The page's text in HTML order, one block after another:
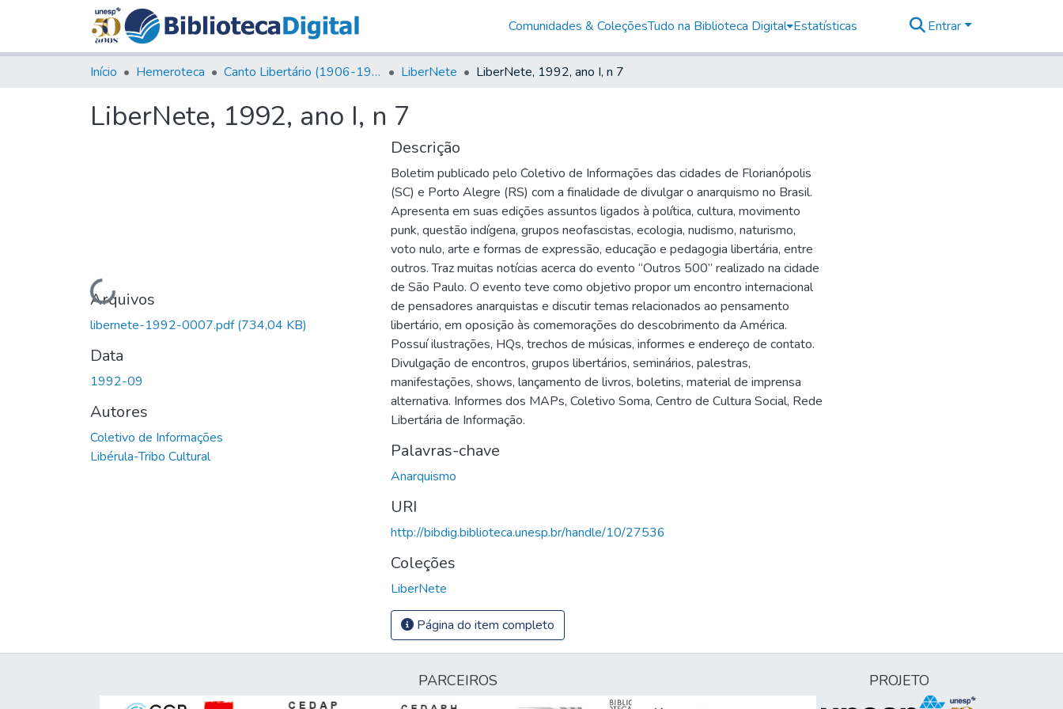
Comunidades & ColeçõesTudo na Biblioteca Digital Estatísticas Entrar
Início Hemeroteca Canto Libertário (1906-1995) LiberNete LiberNete, 1992, ano I, n 7
LiberNete, 1992, ano I, n 7
Carregando...
Arquivos
libernete-1992-0007.pdf(734,04 KB)
Data
1992-09
Autores
Coletivo de Informações
Libérula-Tribo Cultural
Descrição
Boletim publicado pelo Coletivo de Informações das cidades de Florianópolis
(SC) e Porto Alegre (RS) com a finalidade de divulgar o anarquismo no Brasil.
Apresenta em suas edições assuntos ligados à política, cultura, movimento
punk, questão indígena, grupos neofascistas, ecologia, nudismo, naturismo,
voto nulo, arte e formas de expressão, educação e pedagogia libertária, entre
outros. Traz muitas notícias acerca do evento “Outros 500” realizado na cidade
de São Paulo. O evento teve como objetivo propor um encontro internacional
de pensadores anarquistas e discutir temas relacionados ao pensamento
libertário, em oposição às comemorações do descobrimento da América.
Possuí ilustrações, HQs, trechos de músicas, informes e endereço de contato.
Divulgação de encontros, grupos libertários, seminários, palestras,
manifestações, shows, lançamento de livros, boletins, material de imprensa
alternativa. Informes dos MAPs, Coletivo Soma, Centro de Cultura Social, Rede
Libertária de Informação.
Palavras-chave
Anarquismo
URI
http://bibdig.biblioteca.unesp.br/handle/10/27536
Coleções
LiberNete
Página do item completo
PARCEIROS PROJETO